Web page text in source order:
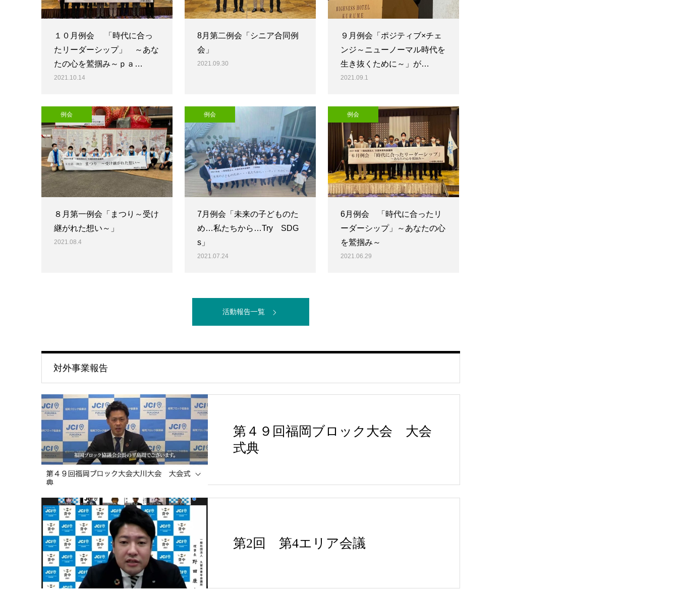
１０月例会 「時代に合っ
たリーダーシップ」 ～あな
たの心を鷲掴み～ｐａ…
2021.10.14
8月第二例会「シニア合同例
会」
2021.09.30
９月例会「ポジティブ×チェ
ンジ～ニューノーマル時代を
生き抜くために～」が…
2021.09.1
例会
８月第一例会「まつり～受け
継がれた想い～」
2021.08.4
例会
7月例会「未来の子どものた
め…私たちから…Try SDG
s」
2021.07.24
例会
6月例会 「時代に合ったリ
ーダーシップ」～あなたの心
を鷲掴み～
2021.06.29
活動報告一覧
対外事業報告
第４９回福岡ブロック大会 大会
式典
第2回 第4エリア会議